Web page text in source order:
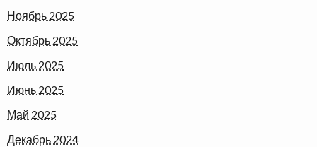
Ноябрь 2025
Октябрь 2025
Июль 2025
Июнь 2025
Май 2025
Декабрь 2024